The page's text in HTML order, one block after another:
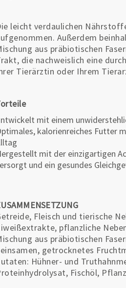
leicht verdaulichen
Außerdem
aus präbiotischen
die nachweislich eine
Tierärztin oder Ihrem
mit einem
kalorienreiches Futter
mit der einzigartigen
und ein gesundes
Fleisch und tierische
pflanzliche
aus präbiotischen
getrocknetes
Hühner- und
Fischöl,